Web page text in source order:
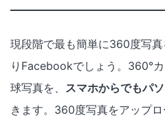
現段階で最も簡単に360度写
りFacebookでしょう。360°
球写真を、 スマホからでもパ
きます。360度写真をアップ